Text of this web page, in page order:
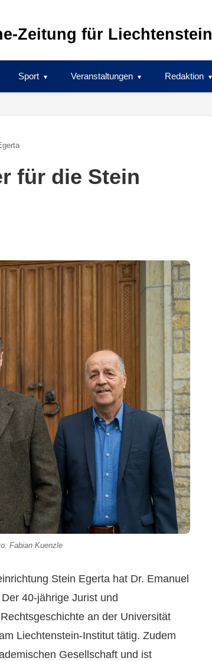
Zeitung für Liechtenstein
Sport Veranstaltungen Redaktion
für die Stein
Fabian Kuenzle
Stein Egerta hat Dr. Emanuel
40-jährige Jurist und
an der Universität
Liechtenstein-Institut tätig. Zudem
Gesellschaft und ist